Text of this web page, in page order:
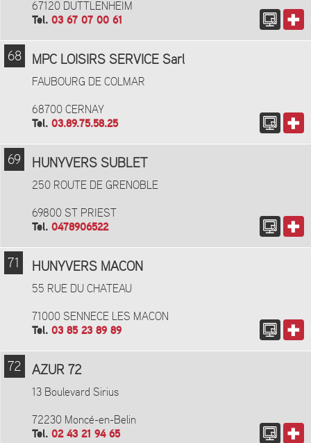
67120 DUTTLENHEIM
Tel. 03 67 07 00 61
68 MPC LOISIRS SERVICE Sarl
FAUBOURG DE COLMAR
68700 CERNAY
Tel. 03.89.75.58.25
69 HUNYVERS SUBLET
250 ROUTE DE GRENOBLE
69800 ST PRIEST
Tel. 0478906522
71 HUNYVERS MACON
55 RUE DU CHATEAU
71000 SENNECE LES MACON
Tel. 03 85 23 89 89
72 AZUR 72
13 Boulevard Sirius
72230 Moncé-en-Belin
Tel. 02 43 21 94 65